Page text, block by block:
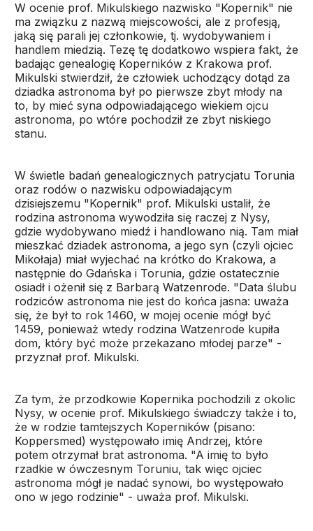
W ocenie prof. Mikulskiego nazwisko "Kopernik" nie
ma związku z nazwą miejscowości, ale z profesją,
jaką się parali jej członkowie, tj. wydobywaniem i
handlem miedzią. Tezę tę dodatkowo wspiera fakt, że
badając genealogię Koperników z Krakowa prof.
Mikulski stwierdził, że człowiek uchodzący dotąd za
dziadka astronoma był po pierwsze zbyt młody na
to, by mieć syna odpowiadającego wiekiem ojcu
astronoma, po wtóre pochodził ze zbyt niskiego
stanu.
W świetle badań genealogicznych patrycjatu Torunia
oraz rodów o nazwisku odpowiadającym
dzisiejszemu "Kopernik" prof. Mikulski ustalił, że
rodzina astronoma wywodziła się raczej z Nysy,
gdzie wydobywano miedź i handlowano nią. Tam miał
mieszkać dziadek astronoma, a jego syn (czyli ojciec
Mikołaja) miał wyjechać na krótko do Krakowa, a
następnie do Gdańska i Torunia, gdzie ostatecznie
osiadł i ożenił się z Barbarą Watzenrode. "Data ślubu
rodziców astronoma nie jest do końca jasna: uważa
się, że był to rok 1460, w mojej ocenie mógł być
1459, ponieważ wtedy rodzina Watzenrode kupiła
dom, który być może przekazano młodej parze" -
przyznał prof. Mikulski.
Za tym, że przodkowie Kopernika pochodzili z okolic
Nysy, w ocenie prof. Mikulskiego świadczy także i to,
że w rodzie tamtejszych Koperników (pisano:
Koppersmed) występowało imię Andrzej, które
potem otrzymał brat astronoma. "A imię to było
rzadkie w ówczesnym Toruniu, tak więc ojciec
astronoma mógł je nadać synowi, bo występowało
ono w jego rodzinie" - uważa prof. Mikulski.